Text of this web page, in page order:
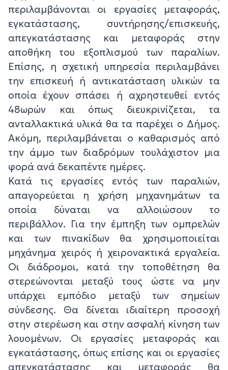
περιλαμβάνονται οι εργασίες μεταφοράς,
εγκατάστασης, συντήρησης/επισκευής,
απεγκατάστασης και μεταφοράς στην
αποθήκη του εξοπλισμού των παραλίων.
Επίσης, η σχετική υπηρεσία περιλαμβάνει
την επισκευή ή αντικατάσταση υλικών τα
οποία έχουν σπάσει ή αχρηστευθεί εντός
48ωρών και όπως διευκρινίζεται, τα
ανταλλακτικά υλικά θα τα παρέχει ο Δήμος.
Ακόμη, περιλαμβάνεται ο καθαρισμός από
την άμμο των διαδρόμων τουλάχιστον μια
φορά ανά δεκαπέντε ημέρες.
Κατά τις εργασίες εντός των παραλιών,
απαγορεύεται η χρήση μηχανημάτων τα
οποία δύναται να αλλοιώσουν το
περιβάλλον. Για την έμπηξη των ομπρελών
και των πινακίδων θα χρησιμοποιείται
μηχάνημα χειρός ή χειρονακτικά εργαλεία.
Οι διάδρομοι, κατά την τοποθέτηση θα
στερεώνονται μεταξύ τους ώστε να μην
υπάρχει εμπόδιο μεταξύ των σημείων
σύνδεσης. Θα δίνεται ιδιαίτερη προσοχή
στην στερέωση και στην ασφαλή κίνηση των
λουομένων. Οι εργασίες μεταφοράς και
εγκατάστασης, όπως επίσης και οι εργασίες
απεγκατάστασης και μεταφοράς θα